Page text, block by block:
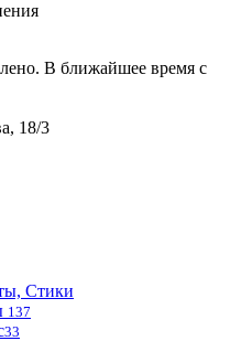
В ближайшее время с
18/3
Стики
137
33